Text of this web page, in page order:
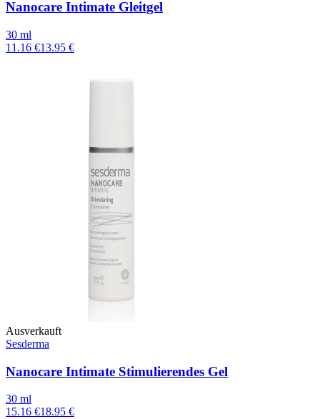
Nanocare Intimate Gleitgel
30 ml
11.16 €13.95 €
Ausverkauft
Sesderma
Nanocare Intimate Stimulierendes Gel
30 ml
15.16 €18.95 €